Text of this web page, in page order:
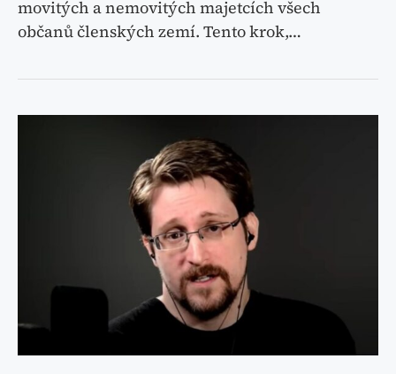
movitých a nemovitých majetcích všech
občanů členských zemí. Tento krok,…